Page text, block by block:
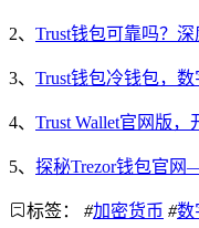
2、 Trust钱包可靠吗？
3、 Trust钱包冷钱包，
4、 Trust Wallet官网版
5、 探秘Trezor钱包官网
标签： #加密货币 #数